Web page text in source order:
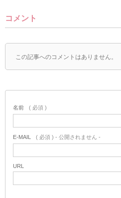
コメント
この記事へのコメントはありません。
名前 ( 必須 )
E-MAIL ( 必須 ) - 公開されません -
URL